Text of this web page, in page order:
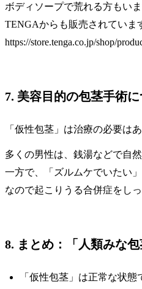
ボディソープで荒れる方もい
TENGAからも販売されていま
https://store.tenga.co.jp/shop/
7. 美容目的の包茎手術
「仮性包茎」は治療の必要は
多くの男性は、銭湯などで自
一方で、「ズルムケでいたい
なので起こりうる合併症をし
8. まとめ：「人類みな
「仮性包茎」は正常な状